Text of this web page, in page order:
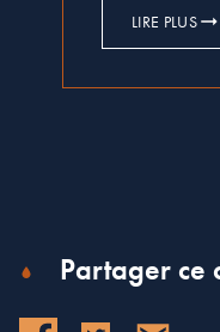
LIRE PLUS
Partager ce